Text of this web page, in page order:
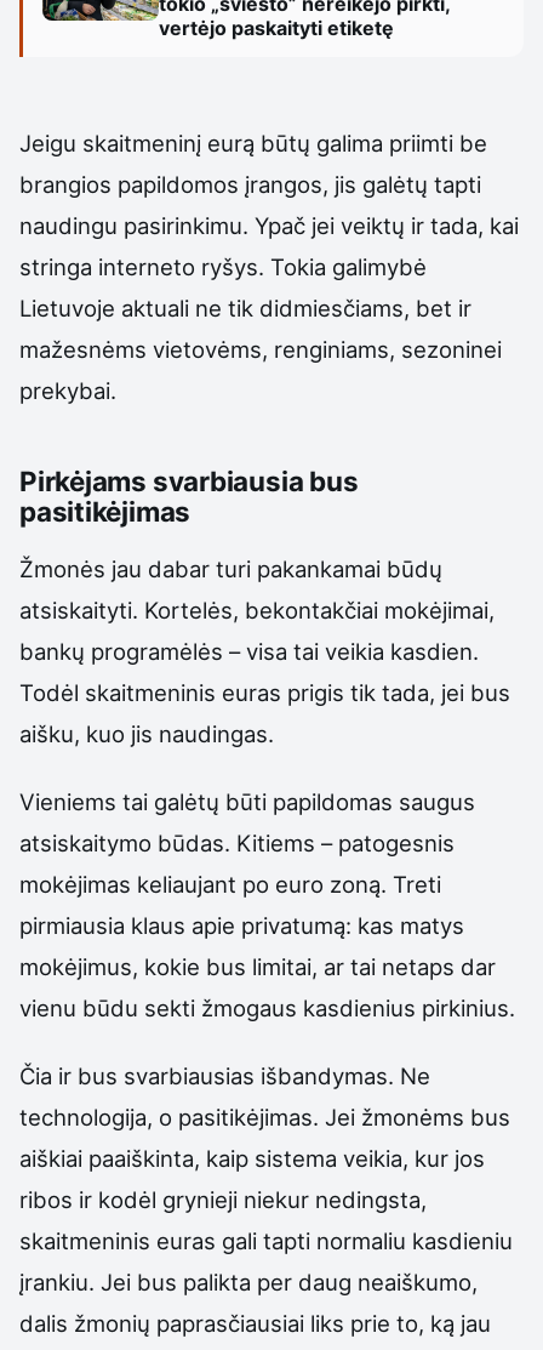
vertėjo paskaityti etiketę
Jeigu skaitmeninį eurą būtų galima priimti be
brangios papildomos įrangos, jis galėtų tapti
naudingu pasirinkimu. Ypač jei veiktų ir tada, kai
stringa interneto ryšys. Tokia galimybė
Lietuvoje aktuali ne tik didmiesčiams, bet ir
mažesnėms vietovėms, renginiams, sezoninei
prekybai.
Pirkėjams svarbiausia bus
pasitikėjimas
Žmonės jau dabar turi pakankamai būdų
atsiskaityti. Kortelės, bekontakčiai mokėjimai,
bankų programėlės – visa tai veikia kasdien.
Todėl skaitmeninis euras prigis tik tada, jei bus
aišku, kuo jis naudingas.
Vieniems tai galėtų būti papildomas saugus
atsiskaitymo būdas. Kitiems – patogesnis
mokėjimas keliaujant po euro zoną. Treti
pirmiausia klaus apie privatumą: kas matys
mokėjimus, kokie bus limitai, ar tai netaps dar
vienu būdu sekti žmogaus kasdienius pirkinius.
Čia ir bus svarbiausias išbandymas. Ne
technologija, o pasitikėjimas. Jei žmonėms bus
aiškiai paaiškinta, kaip sistema veikia, kur jos
ribos ir kodėl grynieji niekur nedingsta,
skaitmeninis euras gali tapti normaliu kasdieniu
įrankiu. Jei bus palikta per daug neaiškumo,
dalis žmonių paprasčiausiai liks prie to, ką jau